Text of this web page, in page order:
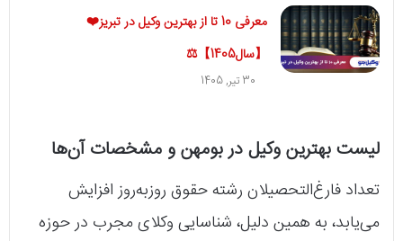
معرفی 10 تا از بهترین وکیل در تبریز❤️
【سال1405】⚖️
30 تیر, 1405
لیست بهترین وکیل در بومهن و مشخصات آن‌ها
تعداد فارغ‌التحصیلان رشته حقوق روزبه‌روز افزایش
می‌یابد، به همین دلیل، شناسایی وکلای مجرب در حوزه